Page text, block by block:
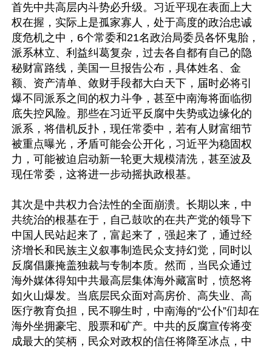
首先中共高层内斗势必升级。习近平现在表面上大
权在握，实际上是孤家寡人，处于高度的政治忠诚
度危机之中，6个常委和21名政治局委员各怀鬼胎，
派系林立、利益纠葛复杂，过去各自都有自己的隐
秘财富路线，美国一旦报告公布，具体姓名、金
额、资产清单、敛财手段都大白天下，届时必将引
爆不同派系之间的权力斗争，甚至中南海将面临彻
底失控风险。那些在习近平反腐中失势或边缘化的
派系，将借机反扑，现任常委中，若有人财富细节
被重点曝光，矛盾可能会公开化，习近平为稳固权
力，可能被迫启动新一轮更大规模清洗，甚至波及
现任常委，这将进一步动摇执政根基。
其次是中共权力合法性的全面崩溃。长期以来，中
共统治的根基在于，自己鼓吹的在共产党的领导下
中国人民站起来了，富起来了，强起来了，通过经
济增长和民族主义叙事制造民众支持幻觉，同时以
反腐倡廉掩盖独裁与专制本质。然而，当民众通过
海外媒体得知中共最高层集体海外藏富时，愤怒将
如火山爆发。当底层民众面对高房价、高失业、高
医疗教育负担，民不聊生时，中南海的“公仆”们却在
海外坐拥豪宅、股票和矿产。中共的反腐宣传将变
成最大的笑柄，民众对政权的信任将降至冰点，中